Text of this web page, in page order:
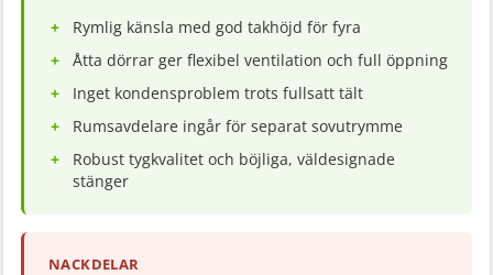
Rymlig känsla med god takhöjd för fyra
Åtta dörrar ger flexibel ventilation och full öppning
Inget kondensproblem trots fullsatt tält
Rumsavdelare ingår för separat sovutrymme
Robust tygkvalitet och böjliga, väldesignade
stänger
NACKDELAR